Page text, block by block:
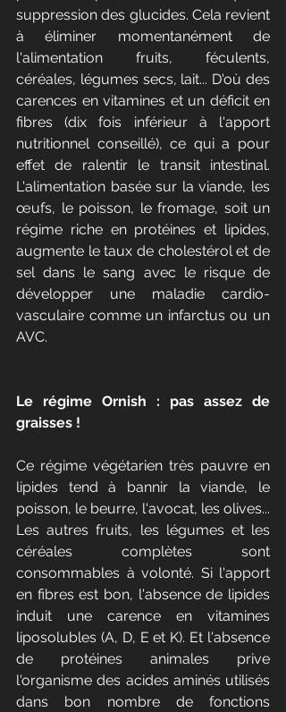
suppression des glucides. Cela revient
à éliminer momentanément de
l'alimentation fruits, féculents,
céréales, légumes secs, lait... D'où des
carences en vitamines et un déficit en
fibres (dix fois inférieur à l'apport
nutritionnel conseillé), ce qui a pour
effet de ralentir le transit intestinal.
L'alimentation basée sur la viande, les
œufs, le poisson, le fromage, soit un
régime riche en protéines et lipides,
augmente le taux de cholestérol et de
sel dans le sang avec le risque de
développer une maladie cardio-
vasculaire comme un infarctus ou un
AVC.
Le régime Ornish : pas assez de
graisses !
Ce régime végétarien très pauvre en
lipides tend à bannir la viande, le
poisson, le beurre, l'avocat, les olives...
Les autres fruits, les légumes et les
céréales complètes sont
consommables à volonté. Si l'apport
en fibres est bon, l'absence de lipides
induit une carence en vitamines
liposolubles (A, D, E et K). Et l'absence
de protéines animales prive
l'organisme des acides aminés utilisés
dans bon nombre de fonctions